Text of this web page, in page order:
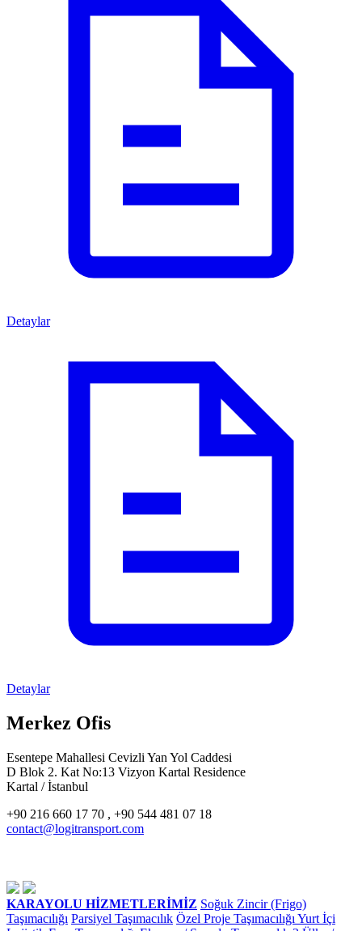
Detaylar
Detaylar
Merkez Ofis
Esentepe Mahallesi Cevizli Yan Yol Caddesi
D Blok 2. Kat No:13 Vizyon Kartal Residence
Kartal / İstanbul
+90 216 660 17 70 , +90 544 481 07 18
contact@logitransport.com
KARAYOLU HİZMETLERİMİZ Soğuk Zincir (Frigo)
Taşımacılığı Parsiyel Taşımacılık Özel Proje Taşımacılığı Yurt İçi